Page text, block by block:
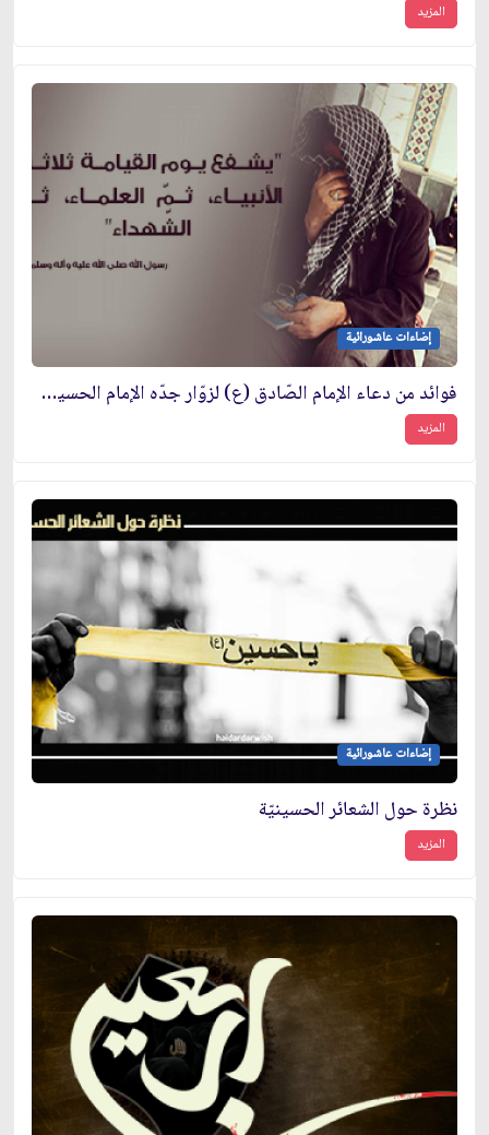
المزيد
إضاءات عاشورائية
فوائد من دعاء الإمام الصّادق (ع) لزوّار جدّه الإمام الحسين (ع)
المزيد
إضاءات عاشورائية
نظرة حول الشعائر الحسينيّة
المزيد